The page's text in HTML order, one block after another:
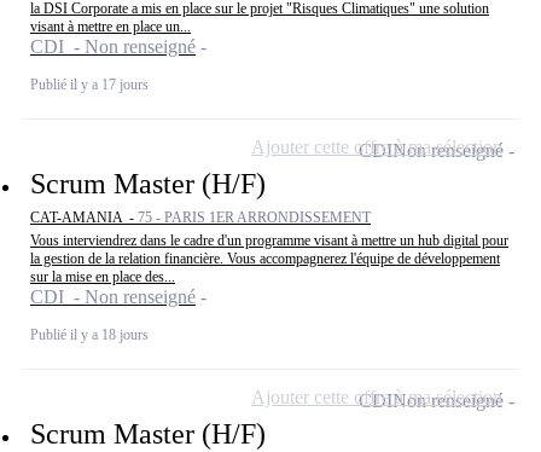
la DSI Corporate a mis en place sur le projet "Risques Climatiques" une solution
visant à mettre en place un...
CDI - Non renseigné
Publié il y a 17 jours
Scrum Master (H/F)
CAT-AMANIA - 75 - PARIS 1ER ARRONDISSEMENT
Vous interviendrez dans le cadre d'un programme visant à mettre un hub digital pour
la gestion de la relation financière. Vous accompagnerez l'équipe de développement
sur la mise en place des...
CDI - Non renseigné
Publié il y a 18 jours
CDINon renseigné
Ajouter cette offre à ma sélection
Scrum Master (H/F)
CDINon renseigné
Ajouter cette offre à ma sélection